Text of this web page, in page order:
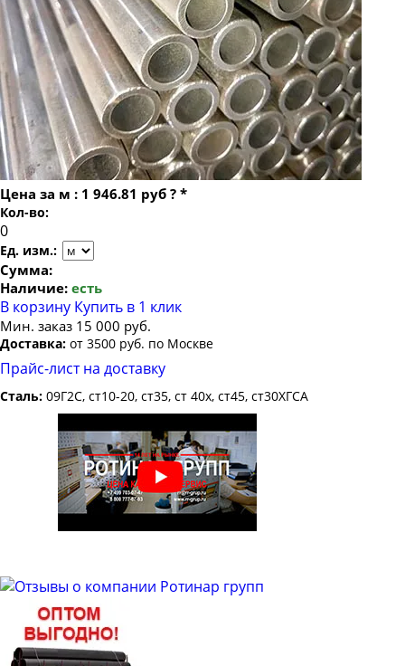
Труба бесшовная 22
Труба бесшовная 24
Труба бесшовная 25
Труба бесшовная 26
Труба бесшовная 27
Труба бесшовная 28
Труба бесшовная 30
Труба бесшовная 32
Труба бесшовная 35
Труба бесшовная 36
Труба бесшовная 38
Труба бесшовная 40
Труба бесшовная 42
Труба бесшовная 45
Труба бесшовная 48
Труба бесшовная 50
Труба бесшовная 51
Труба бесшовная 53
Труба бесшовная 63
Труба бесшовная 63.5
Труба бесшовная 95х24
Труба бесшовная 95х28
Цена за м : 1 946.81 руб ? *
Кол-во:
Ед. изм.:
Сумма:
Наличие: есть
В корзину Купить в 1 клик
Мин. заказ 15 000 руб.
Доставка: от 3500 руб. по Москве
Прайс-лист на доставку
Сталь: 09Г2С, ст10-20, ст35, ст 40х, ст45, ст30ХГСА